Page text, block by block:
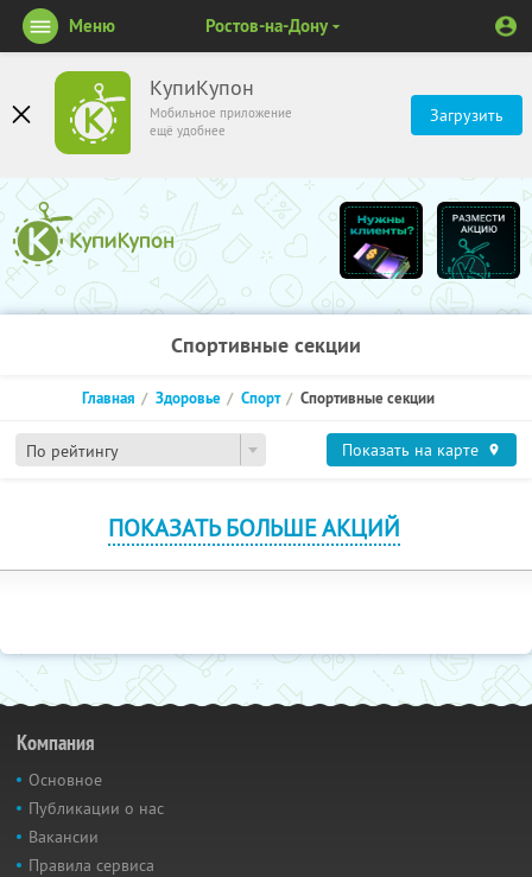
КупиКупон
Мобильное приложение
ещё удобнее
Загрузить
Меню Ростов-на-Дону
Спортивные секции
По рейтингу
Главная Здоровье Спорт Спортивные секции
Показать на карте
ПОКАЗАТЬ БОЛЬШЕ АКЦИЙ
Компания
Основное
Публикации о нас
Вакансии
Правила сервиса